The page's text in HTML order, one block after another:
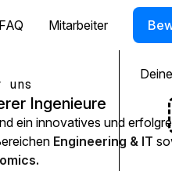
FAQ Mitarbeiter
uns
Ingenieure
ein innovatives und
Engineering & IT